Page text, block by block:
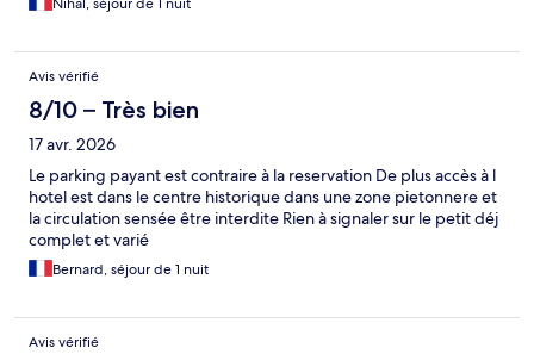
Nihal, séjour de 1 nuit
Avis vérifié
8/10 – Très bien
17 avr. 2026
Le parking payant est contraire à la reservation De plus accès à l
hotel est dans le centre historique dans une zone pietonnere et
la circulation sensée être interdite Rien à signaler sur le petit déj
complet et varié
Bernard, séjour de 1 nuit
Avis vérifié